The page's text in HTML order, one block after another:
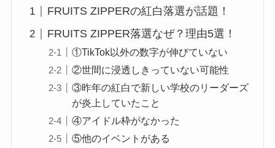
FRUITS ZIPPERの紅白落選が話題！
FRUITS ZIPPER落選なぜ？理由5選！
①TikTok以外の数字が伸びていない
②世間に浸透しきっていない可能性
③昨年の紅白で新しい学校のリーダーズ
が炎上していたこと
④アイドル枠がなかった
⑤他のイベントがある